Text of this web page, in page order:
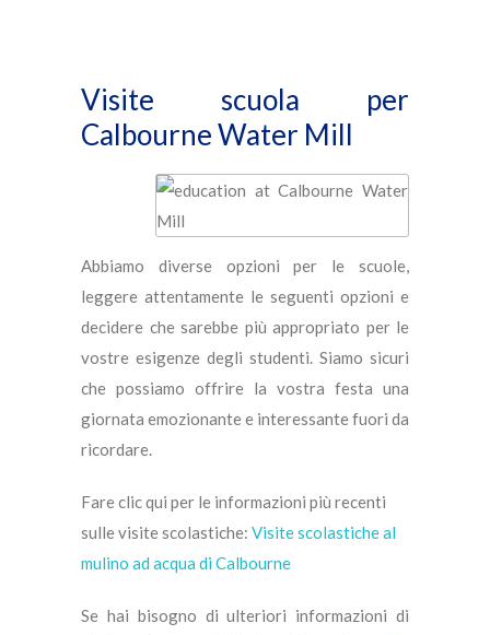
Visite scuola per
Calbourne Water Mill
Abbiamo diverse opzioni per le scuole,
leggere attentamente le seguenti opzioni e
decidere che sarebbe più appropriato per le
vostre esigenze degli studenti. Siamo sicuri
che possiamo offrire la vostra festa una
giornata emozionante e interessante fuori da
ricordare.
Fare clic qui per le informazioni più recenti
sulle visite scolastiche: Visite scolastiche al
mulino ad acqua di Calbourne
Se hai bisogno di ulteriori informazioni di